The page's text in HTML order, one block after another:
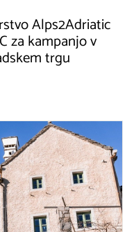
Alps2Adriatic
za kampanjo v
trgu